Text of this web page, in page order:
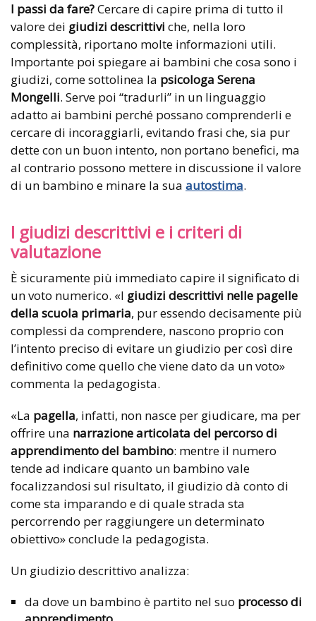
I passi da fare?Cercare di capire prima di tutto il
valore dei giudizi descrittivi che, nella loro
complessità, riportano molte informazioni utili.
Importante poi spiegare ai bambini che cosa sono i
giudizi, come sottolinea la psicologa Serena
Mongelli. Serve poi “tradurli” in un linguaggio
adatto ai bambini perché possano comprenderli e
cercare di incoraggiarli, evitando frasi che, sia pur
dette con un buon intento, non portano benefici, ma
al contrario possono mettere in discussione il valore
di un bambino e minare la sua autostima.
I giudizi descrittivi e i criteri di
valutazione
È sicuramente più immediato capire il significato di
un voto numerico. «I giudizi descrittivi nelle pagelle
della scuola primaria, pur essendo decisamente più
complessi da comprendere, nascono proprio con
l’intento preciso di evitare un giudizio per così dire
definitivo come quello che viene dato da un voto»
commenta la pedagogista.
«La pagella, infatti, non nasce per giudicare, ma per
offrire una narrazione articolata del percorso di
apprendimento del bambino: mentre il numero
tende ad indicare quanto un bambino vale
focalizzandosi sul risultato, il giudizio dà conto di
come sta imparando e di quale strada sta
percorrendo per raggiungere un determinato
obiettivo» conclude la pedagogista.
Un giudizio descrittivo analizza:
da dove un bambino è partito nel suo processo di